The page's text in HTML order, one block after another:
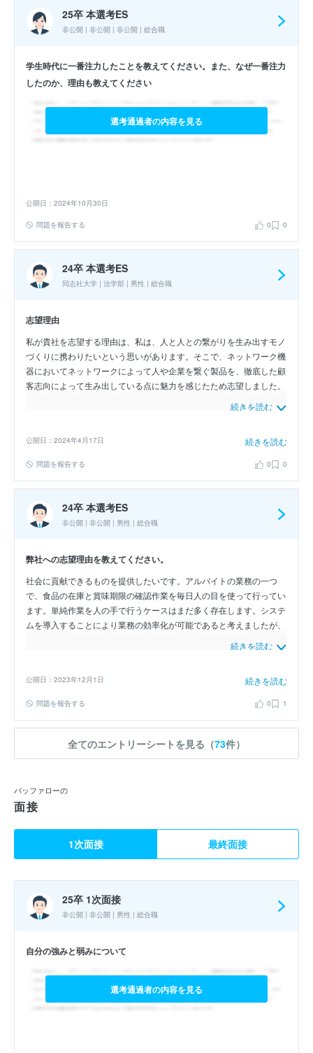
25卒 本選考ES
非公開 | 非公開 | 非公開 | 総合職
学生時代に一番注力したことを教えてください。また、なぜ一番注力
したのか、理由も教えてください
選考通過者の内容を見る
公開日：2024年10月30日
問題を報告する 0 0
24卒 本選考ES
同志社大学 | 法学部 | 男性 | 総合職
志望理由
私が貴社を志望する理由は、私は、人と人との繋がりを生み出すモノ
づくりに携わりたいという思いがあります。そこで、ネットワーク機
器においてネットワークによって人や企業を繋ぐ製品を、徹底した顧
客志向によって生み出している点に魅力を感じたため志望しました。
し、人々の生活を支え、維持し続けることを目標に取り組んでいきた
続きを読む
公開日：2024年4月17日 続きを読む
問題を報告する 0 0
24卒 本選考ES
非公開 | 非公開 | 男性 | 総合職
弊社への志望理由を教えてください。
社会に貢献できるものを提供したいです。アルバイトの業務の一つ
で、食品の在庫と賞味期限の確認作業を毎日人の目を使って行ってい
ます。単純作業を人の手で行うケースはまだ多く存在します。システ
ムを導入することにより業務の効率化が可能であると考えましたが、
じました。貴社で働くことで、高い技術力を身につけて効率的なサー
続きを読む
公開日：2023年12月1日 続きを読む
問題を報告する 0 1
全てのエントリーシートを見る（73件）
バッファローの
面接
1次面接 最終面接
25卒 1次面接
非公開 | 非公開 | 男性 | 総合職
自分の強みと弱みについて
選考通過者の内容を見る